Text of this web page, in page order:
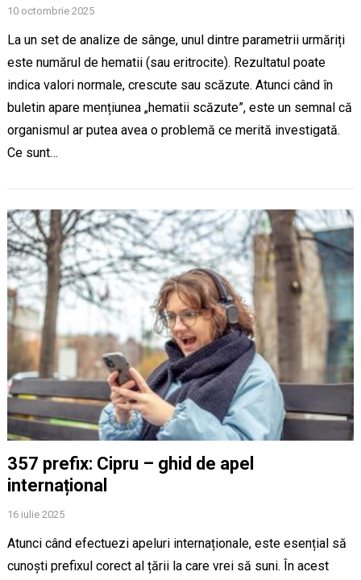
10 octombrie 2025
La un set de analize de sânge, unul dintre parametrii urmăriți
este numărul de hematii (sau eritrocite). Rezultatul poate
indica valori normale, crescute sau scăzute. Atunci când în
buletin apare mențiunea „hematii scăzute”, este un semnal că
organismul ar putea avea o problemă ce merită investigată.
Ce sunt…
357 prefix: Cipru – ghid de apel
internațional
16 iulie 2025
Atunci când efectuezi apeluri internaționale, este esențial să
cunoști prefixul corect al țării la care vrei să suni. În acest